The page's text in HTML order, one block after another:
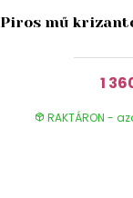
Piros mű
1
RAKTÁRON -